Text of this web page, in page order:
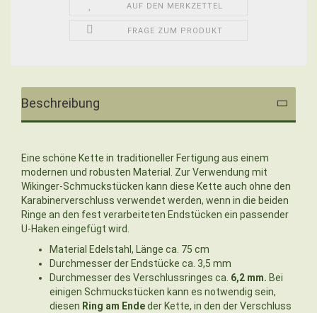
AUF DEN MERKZETTEL
FRAGE ZUM PRODUKT
Beschreibung
Eine schöne Kette in traditioneller Fertigung aus einem
modernen und robusten Material. Zur Verwendung mit
Wikinger-Schmuckstücken kann diese Kette auch ohne den
Karabinerverschluss verwendet werden, wenn in die beiden
Ringe an den fest verarbeiteten Endstücken ein passender
U-Haken eingefügt wird.
Material Edelstahl, Länge ca. 75 cm
Durchmesser der Endstücke ca. 3,5 mm
Durchmesser des Verschlussringes ca. 6,2 mm. Bei
einigen Schmuckstücken kann es notwendig sein,
diesen Ring am Endeder Kette, in den der Verschluss